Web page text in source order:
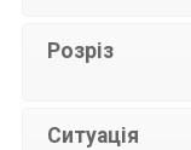
Розріз
Ситуація